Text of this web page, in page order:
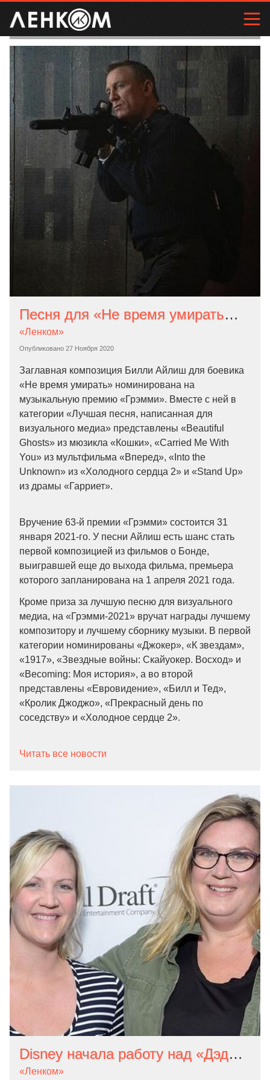
Песня для «Не время умирать» номинирована на «Грэмми». Она может выиграть до выхода фильма
Опубликовано 27 Ноября 2020
«Ленком»
Заглавная композиция Билли Айлиш для боевика
«Не время умирать» номинирована на
музыкальную премию «Грэмми». Вместе с ней в
категории «Лучшая песня, написанная для
визуального медиа» представлены «Beautiful
Ghosts» из мюзикла «Кошки», «Carried Me With
You» из мультфильма «Вперед», «Into the
Unknown» из «Холодного сердца 2» и «Stand Up»
из драмы «Гарриет».
Вручение 63-й премии «Грэмми» состоится 31
января 2021-го. У песни Айлиш есть шанс стать
первой композицией из фильмов о Бонде,
выигравшей еще до выхода фильма, премьера
которого запланирована на 1 апреля 2021 года.
Кроме приза за лучшую песню для визуального
медиа, на «Грэмми-2021» вручат награды лучшему
композитору и лучшему сборнику музыки. В первой
категории номинированы «Джокер», «К звездам»,
«1917», «Звездные войны: Скайуокер. Восход» и
«Becoming: Моя история», а во второй
представлены «Евровидение», «Билл и Тед»,
«Кролик Джоджо», «Прекрасный день по
соседству» и «Холодное сердце 2».
Читать все новости
Disney начала работу над «Дэдпулом 3». Сценарий напишут соавторы «Закусочной Боба»
«Ленком»